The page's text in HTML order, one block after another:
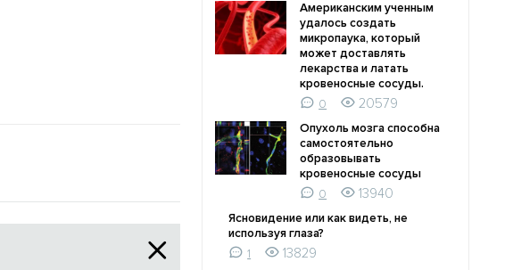
Американским ученным
удалось создать
микропаука, который
может доставлять
лекарства и латать
кровеносные сосуды.
0
20579
Опухоль мозга способна
самостоятельно
образовывать
кровеносные сосуды
0
13940
Ясновидение или как видеть, не
используя глаза?
1
13829